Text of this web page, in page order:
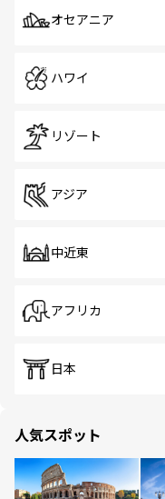
オセアニア
ハワイ
リゾート
アジア
中近東
アフリカ
日本
人気スポット